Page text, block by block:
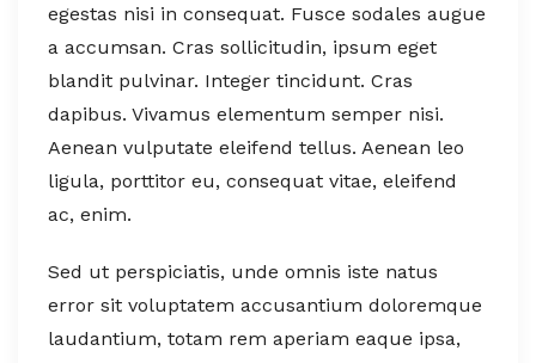
egestas nisi in consequat. Fusce sodales augue
a accumsan. Cras sollicitudin, ipsum eget
blandit pulvinar. Integer tincidunt. Cras
dapibus. Vivamus elementum semper nisi.
Aenean vulputate eleifend tellus. Aenean leo
ligula, porttitor eu, consequat vitae, eleifend
ac, enim.
Sed ut perspiciatis, unde omnis iste natus
error sit voluptatem accusantium doloremque
laudantium, totam rem aperiam eaque ipsa,